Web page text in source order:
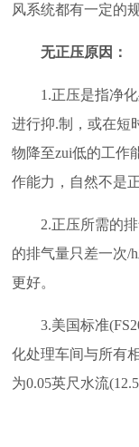
风系统都有一定的
无正压原因：
1.正压是指净化
进行抑.制，或在短
物降至zui低的工作
作能力，自然不是
2.正压所需的排
的排气量只差一次/
更好。
3.美国标准
化处理车间与所有
为0.05英尺水流